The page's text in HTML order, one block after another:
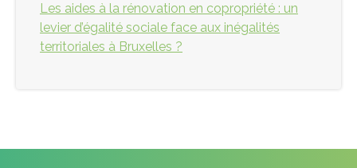
Les aides à la rénovation en copropriété : un
levier d’égalité sociale face aux inégalités
territoriales à Bruxelles ?